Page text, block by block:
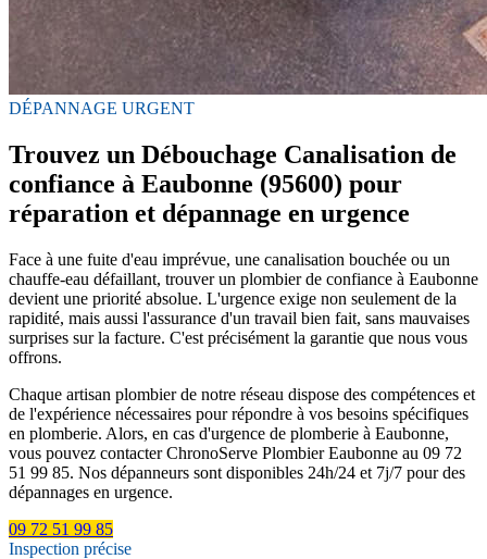
DÉPANNAGE URGENT
Trouvez un Débouchage Canalisation de
confiance à Eaubonne (95600) pour
réparation et dépannage en urgence
Face à une fuite d'eau imprévue, une canalisation bouchée ou un
chauffe-eau défaillant, trouver un plombier de confiance à Eaubonne
devient une priorité absolue. L'urgence exige non seulement de la
rapidité, mais aussi l'assurance d'un travail bien fait, sans mauvaises
surprises sur la facture. C'est précisément la garantie que nous vous
offrons.
Chaque artisan plombier de notre réseau dispose des compétences et
de l'expérience nécessaires pour répondre à vos besoins spécifiques
en plomberie. Alors, en cas d'urgence de plomberie à Eaubonne,
vous pouvez contacter ChronoServe Plombier Eaubonne au 09 72
51 99 85. Nos dépanneurs sont disponibles 24h/24 et 7j/7 pour des
dépannages en urgence.
09 72 51 99 85
Inspection précise